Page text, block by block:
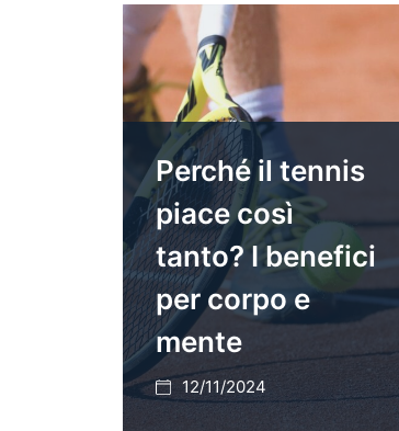
Perché il tennis
piace così
tanto? I benefici
per corpo e
mente
12/11/2024